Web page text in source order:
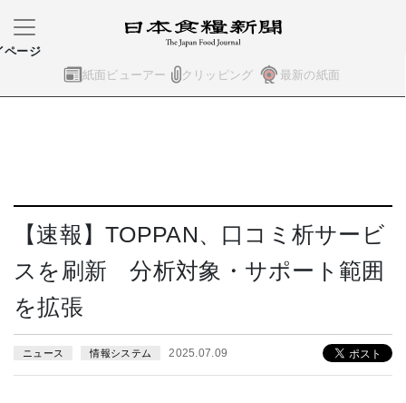
紙面ビューアー クリッピング 最新の紙面
ページ
【速報】TOPPAN、口コミ析サービ
スを刷新 分析対象・サポート範囲
を拡張
ニュース 情報システム 2025.07.09